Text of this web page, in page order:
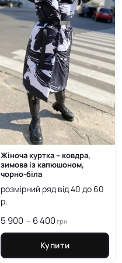
Жіноча куртка – ковдра,
зимова із капюшоном,
чорно-біла
розмірний ряд від 40 до 60
р.
5 900 – 6 400 грн
range:
5 900
грн
Купити